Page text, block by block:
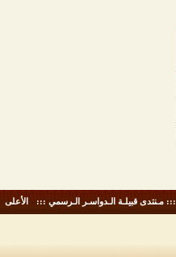
::: مـنتدى قبيلـة الـدواسـر الـرسمي ::: - الأعلى